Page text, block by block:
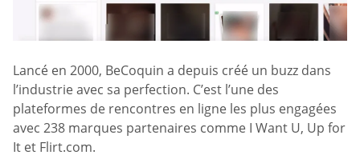
Lancé en 2000, BeCoquin a depuis créé un buzz dans
l’industrie avec sa perfection. C’est l’une des
plateformes de rencontres en ligne les plus engagées
avec 238 marques partenaires comme I Want U, Up for
It et Flirt.com.